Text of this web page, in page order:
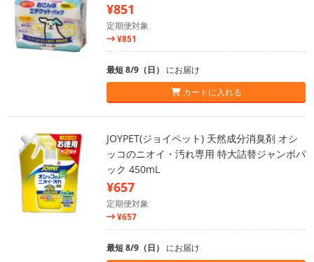
¥851
定期便対象
¥851
最短 8/9（日） にお届け
カートに入れる
JOYPET(ジョイペット) 天然成分消臭剤 オシ
ッコのニオイ・汚れ専用 特大詰替ジャンボパ
ック 450mL
¥657
定期便対象
¥657
最短 8/9（日） にお届け